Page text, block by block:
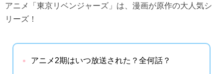
アニメ「東京リベンジャーズ」は、漫画が原作の大人気シ
リーズ！
アニメ2期はいつ放送された？全何話？